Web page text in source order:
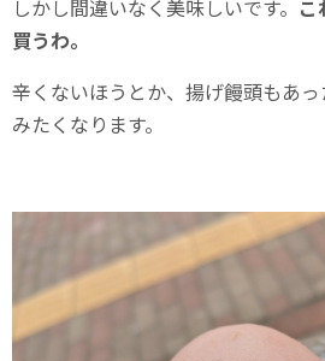
しかし間違いなく美味しいです。 こ
買うわ。
辛くないほうとか、揚げ饅頭もあ
みたくなります。